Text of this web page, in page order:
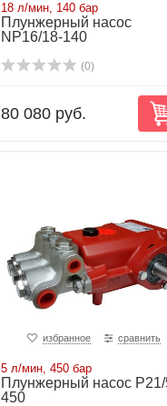
18 л/мин, 140 бар
Плунжерный насос
NP16/18-140
(0)
80 080 руб.
избранное сравнить
5 л/мин, 450 бар
Плунжерный насос P21/
450